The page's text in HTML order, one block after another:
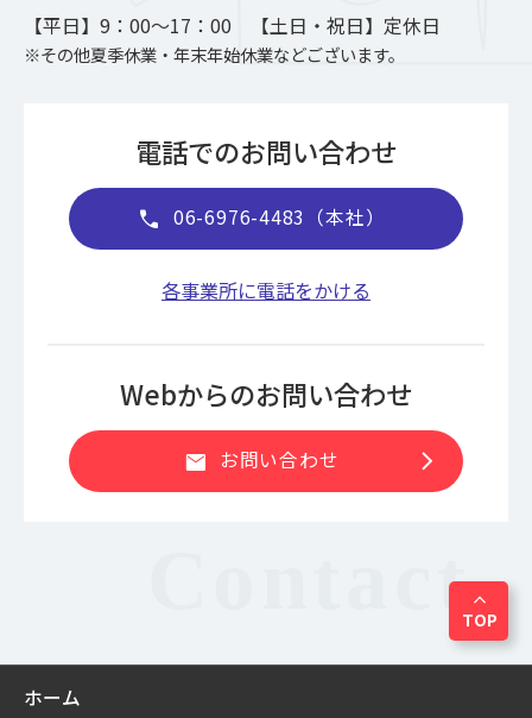
【平日】9：00～17：00 【土日・祝日】定休日
※その他夏季休業・年末年始休業などございます。
電話でのお問い合わせ
call 06-6976-4483（本社）
各事業所に電話をかける
Webからのお問い合わせ
mail お問い合わせ chevron_right
expand_less
TOP
ホーム